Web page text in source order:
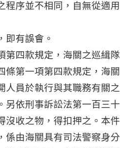
程序並不相同，自無從適用
即有誤會。
第四款規定，海關之巡緝隊
條第一項第四款規定，海關
人員於執行與其職務有關之
另依刑事訴訟法第一百三十
沒收之物，得扣押之。本件
係由海關具有司法警察身分